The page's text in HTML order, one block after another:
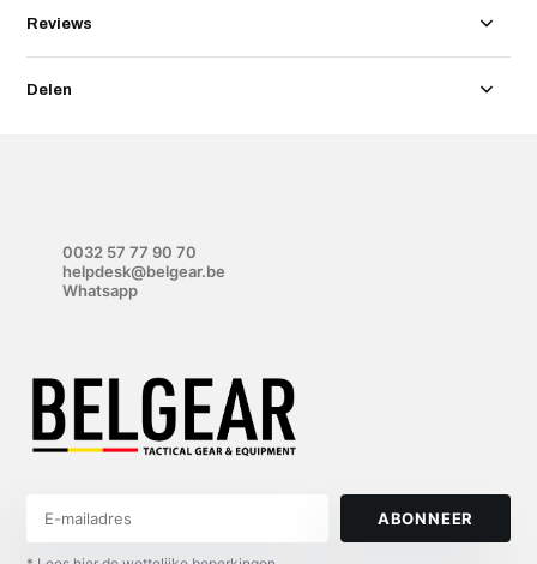
Reviews
Delen
0032 57 77 90 70
helpdesk@belgear.be
Whatsapp
ABONNEER